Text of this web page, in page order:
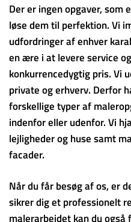
Der er ingen opgaver, som
løse dem til perfektion. Vi
udfordringer af enhver
en ære i at levere service
konkurrencedygtig pris. Vi
private og erhverv. Derfor
forskellige typer af
indenfor eller udenfor. Vi
lejligheder og huse samt
facader.
Når du får besøg af os, er
sikrer dig et professionelt
malerarbejdet kan du